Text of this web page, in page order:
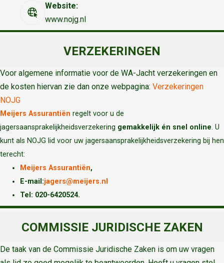
Website:
www.nojg.nl
VERZEKERINGEN
Voor algemene informatie voor de WA-Jacht verzekeringen en
de kosten hiervan zie dan onze webpagina: Verzekeringen
NOJG
Meijers Assurantiën regelt voor u de
jagersaansprakelijkheidsverzekering gemakkelijk én snel online. U
kunt als NOJG lid voor uw jagersaansprakelijkheidsverzekering bij hen
terecht:
Meijers Assurantiën,
E-mail:jagers@meijers.nl
Tel: 020-6420524.
COMMISSIE JURIDISCHE ZAKEN
De taak van de Commissie Juridische Zaken is om uw vragen